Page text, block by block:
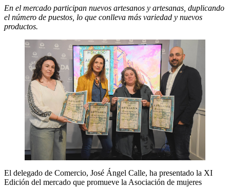
En el mercado participan nuevos artesanos y artesanas, duplicando
el número de puestos, lo que conlleva más variedad y nuevos
productos.
El delegado de Comercio, José Ángel Calle, ha presentado la XI
Edición del mercado que promueve la Asociación de mujeres